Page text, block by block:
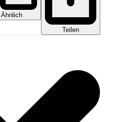
Ähnlich
Teilen